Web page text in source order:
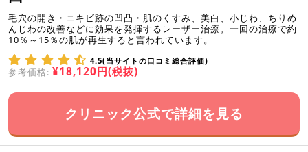
毛穴の開き・ニキビ跡の凹凸・肌のくすみ、美白、小じわ、ちりめ
んじわの改善などに効果を発揮するレーザー治療。一回の治療で約
10％～15％の肌が再生すると言われています。
4.5(当サイトの口コミ総合評価)
参考価格: ¥18,120円(税抜)
クリニック公式で詳細を見る